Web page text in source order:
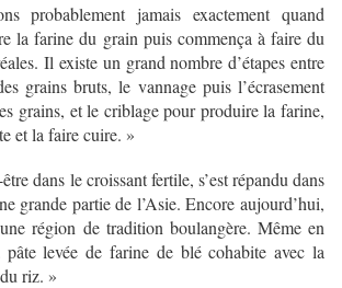
probablement jamais exactement quand
la farine du grain puis commença à faire du
Il existe un grand nombre d’étapes entre
grains bruts, le vannage puis l’écrasement
grains, et le criblage pour produire la farine,
et la faire cuire. »
dans le croissant fertile, s’est répandu dans
grande partie de l’Asie. Encore aujourd’hui,
région de tradition boulangère. Même en
levée de farine de blé cohabite avec la
riz. »